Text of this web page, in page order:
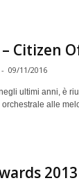
Citizen
- 09/11/2016
negli ultimi anni, è
alle
2013